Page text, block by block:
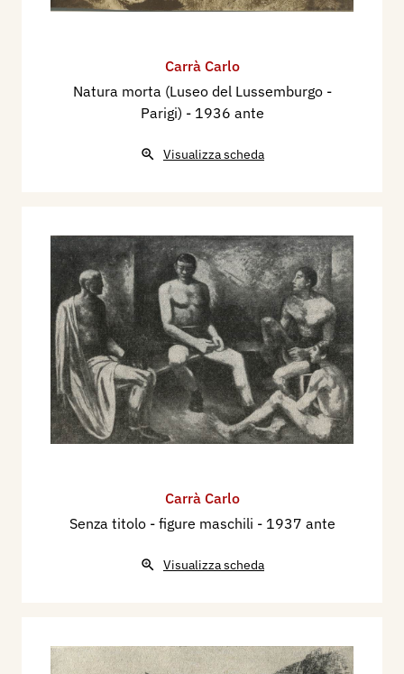
Carrà Carlo
Natura morta (Luseo del Lussemburgo -
Parigi) - 1936 ante
Visualizza scheda
Carrà Carlo
Senza titolo - figure maschili - 1937 ante
Visualizza scheda